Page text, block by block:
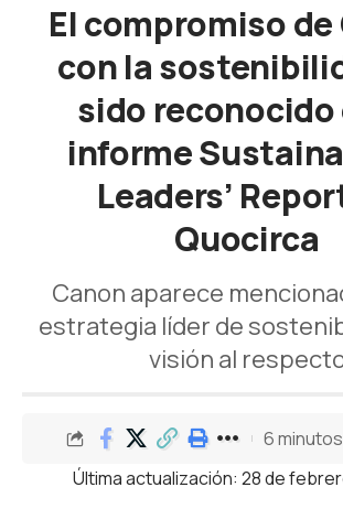
El compromiso de
con la
sido reconocido
informe
Leaders’
Quocirca
Canon aparece
estrategia líder de
visión al
Última actualización: 28 de
6